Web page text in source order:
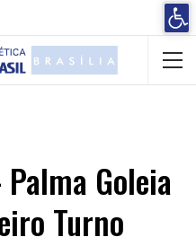
Goleia
Turno